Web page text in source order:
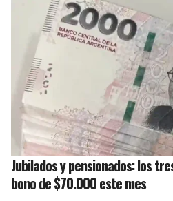
Jubilados y pensionados: los
bono de $70.000 este mes